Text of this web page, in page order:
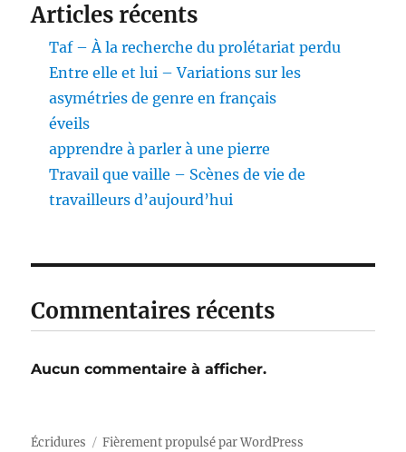
Articles récents
Taf – À la recherche du prolétariat perdu
Entre elle et lui – Variations sur les
asymétries de genre en français
éveils
apprendre à parler à une pierre
Travail que vaille – Scènes de vie de
travailleurs d’aujourd’hui
Commentaires récents
Aucun commentaire à afficher.
Écridures Fièrement propulsé par WordPress